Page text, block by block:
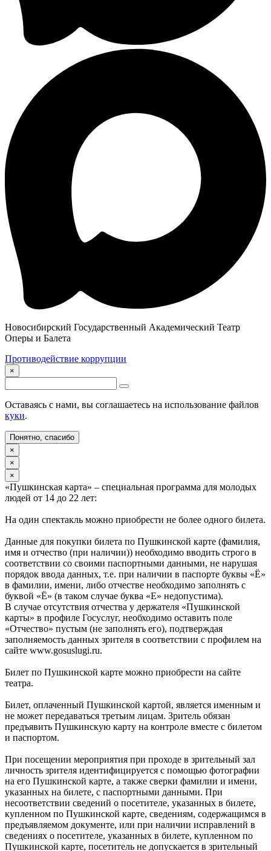
Новосибирский Государственный Академический Театр
Оперы и Балета
Противодействие коррупции
×
Оставаясь с нами, вы соглашаетесь на использование файлов
куки.
Понятно, спасибо
×
×
×
«Пушкинская карта» – специальная программа для молодых
людей от 14 до 22 лет:
На один спектакль можно приобрести не более одного билета.
Данные для покупки билета по Пушкинской карте (фамилия,
имя и отчество (при наличии)) необходимо вводить строго в
соответствии со своими паспортными данными, не нарушая
порядок ввода данных, т.е. при наличии в паспорте буквы «Ё»
в фамилии, имени, либо отчестве необходимо заполнять с
буквой «Ё» (в таком случае буква «Е» недопустима).
В случае отсутствия отчества у держателя «Пушкинской
карты» в профиле Госуслуг, необходимо оставить поле
«Отчество» пустым (не заполнять его), подтверждая
заполняемость данных зрителя в соответствии с профилем на
сайте www.gosuslugi.ru.
Билет по Пушкинской карте можно приобрести на сайте
театра.
Билет, оплаченный Пушкинской картой, является именным и
не может передаваться третьим лицам. Зритель обязан
предъявить Пушкинскую карту на контроле вместе с билетом
и паспортом.
При посещении мероприятия при проходе в зрительный зал
личность зрителя идентифицируется с помощью фотографии
на его Пушкинской карте, а также сверки фамилии и имени,
указанных на билете, с паспортными данными. При
несоответствии сведений о посетителе, указанных в билете,
купленном по Пушкинской карте, сведениям, содержащимся в
предъявляемом документе, или при наличии исправлений в
сведениях о посетителе, указанных в билете, купленном по
Пушкинской карте, посетитель не допускается в зрительный